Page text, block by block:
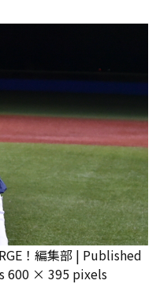
！編集部 | Published
600 × 395pixels